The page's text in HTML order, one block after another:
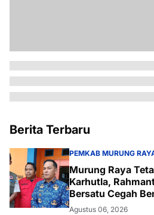
Berita Terbaru
PEMKAB MURUNG
Murung Raya
Karhutla,
Bersatu Cegah
Agustus 06, 2026